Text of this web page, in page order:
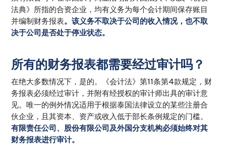
法典》所指的合资企业，均有义务为每个会计期间保存账目
并编制财务报表。该义务不取决于公司的收入情况，也不取
决于公司是否处于停业状态。
所有的财务报表都需要经过审计吗？
在绝大多数情况下，是的。《会计法》第11条第4款规定，财
务报表必须经过审计，并附有经授权的审计师出具的审计意
见。唯一的例外情况适用于根据泰国法律设立的某些注册合
伙企业，且其资本、资产或收入低于部长条例规定的门槛。
有限责任公司、股份有限公司及外国分支机构必须始终对其
财务报表进行审计。